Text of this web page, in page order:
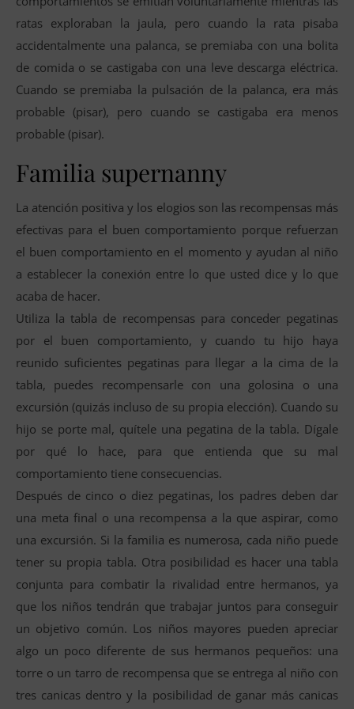
ratas exploraban la jaula, pero cuando la rata pisaba
accidentalmente una palanca, se premiaba con una bolita
de comida o se castigaba con una leve descarga eléctrica.
Cuando se premiaba la pulsación de la palanca, era más
probable (pisar), pero cuando se castigaba era menos
probable (pisar).
Familia supernanny
La atención positiva y los elogios son las recompensas más
efectivas para el buen comportamiento porque refuerzan
el buen comportamiento en el momento y ayudan al niño
a establecer la conexión entre lo que usted dice y lo que
acaba de hacer.
Utiliza la tabla de recompensas para conceder pegatinas
por el buen comportamiento, y cuando tu hijo haya
reunido suficientes pegatinas para llegar a la cima de la
tabla, puedes recompensarle con una golosina o una
excursión (quizás incluso de su propia elección). Cuando su
hijo se porte mal, quítele una pegatina de la tabla. Dígale
por qué lo hace, para que entienda que su mal
comportamiento tiene consecuencias.
Después de cinco o diez pegatinas, los padres deben dar
una meta final o una recompensa a la que aspirar, como
una excursión. Si la familia es numerosa, cada niño puede
tener su propia tabla. Otra posibilidad es hacer una tabla
conjunta para combatir la rivalidad entre hermanos, ya
que los niños tendrán que trabajar juntos para conseguir
un objetivo común. Los niños mayores pueden apreciar
algo un poco diferente de sus hermanos pequeños: una
torre o un tarro de recompensa que se entrega al niño con
tres canicas dentro y la posibilidad de ganar más canicas